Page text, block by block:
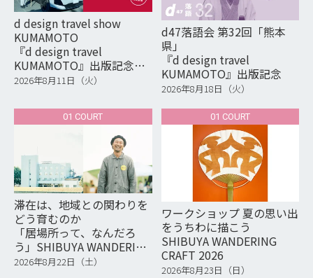
d design travel show
KUMAMOTO
『d design travel
KUMAMOTO』出版記念イ
ベント
2026年8月11日（火）
d47落語会 第32回「熊本
県」
『d design travel
KUMAMOTO』出版記念
2026年8月18日（火）
01 COURT
滞在は、地域との関わりを
どう育むのか
「居場所って、なんだろ
う」SHIBUYA WANDERING
CRAFT 2026
2026年8月22日（土）
01 COURT
ワークショップ 夏の思い出
をうちわに描こう
SHIBUYA WANDERING
CRAFT 2026
2026年8月23日（日）